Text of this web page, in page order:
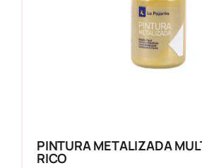
PINTURA METALIZADA
RICO